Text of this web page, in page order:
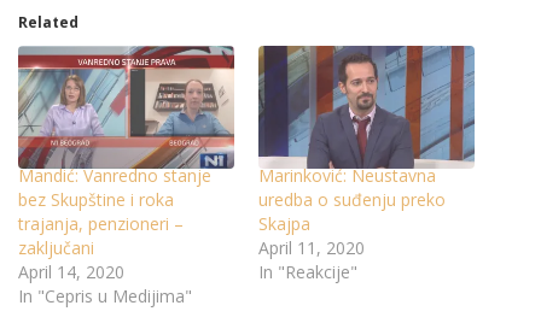
Related
Mandić: Vanredno stanje
bez Skupštine i roka
trajanja, penzioneri –
zaključani
April 14, 2020
In "Cepris u Medijima"
Marinković: Neustavna
uredba o suđenju preko
Skajpa
April 11, 2020
In "Reakcije"